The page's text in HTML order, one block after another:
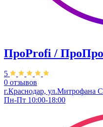
ПроРrofi /
5
0 отзывов
г.Краснодар, ул.Митрофана
Пн-Пт 10:00-18:00